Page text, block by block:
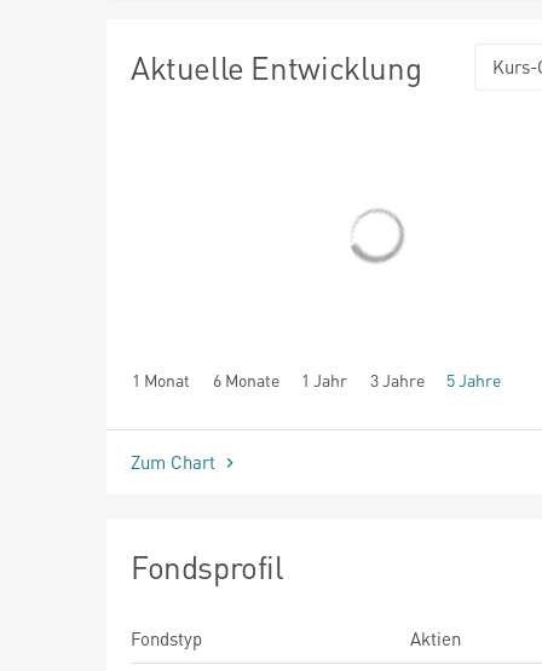
Aktuelle Entwicklung Kurs-
1 Monat 6 Monate 1 Jahr 3 Jahre 5 Jahre
seit Beginn
Zum Chart
Fondsprofil
Fondstyp
Aktien